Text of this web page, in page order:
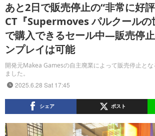
あと2日で販売停止の“非常に好
CT『Supermoves パルクールの
で購入できるセール中―販売停
ンプレイは可能
開発元Makea Gamesの自主廃業によって販売停止と
ました。
2025.6.28 Sat 17:45
シェア ポスト